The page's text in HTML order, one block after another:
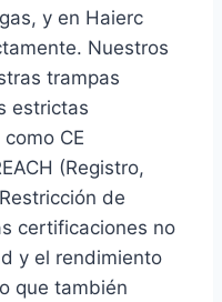
y en Haierc
Nuestros
trampas
estrictas
CE
(Registro,
de
certificaciones no
y el rendimiento
que también